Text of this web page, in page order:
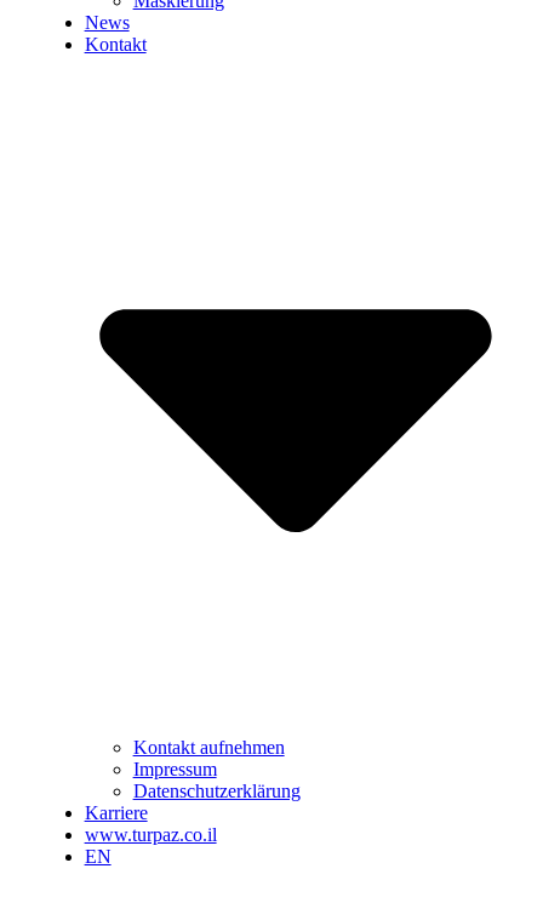
News
Kontakt
Kontakt aufnehmen
Impressum
Datenschutzerklärung
Karriere
www.turpaz.co.il
EN